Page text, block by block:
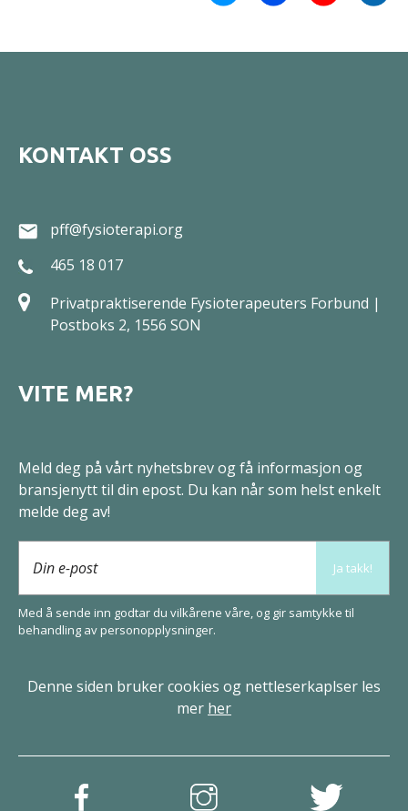
KONTAKT OSS
pff@fysioterapi.org
465 18 017
Privatpraktiserende Fysioterapeuters Forbund |
Postboks 2, 1556 SON
VITE MER?
Meld deg på vårt nyhetsbrev og få informasjon og
bransjenytt til din epost. Du kan når som helst enkelt
melde deg av!
Din e-post Ja takk!
Med å sende inn godtar du vilkårene våre, og gir samtykke til
behandling avperson­opplysninger.
Denne siden bruker cookies og nettleserkaplser les
mer her